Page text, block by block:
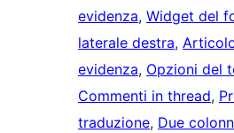
evidenza, Widget del
laterale destra,
evidenza, Opzioni del
Commenti in thread,
traduzione, Due